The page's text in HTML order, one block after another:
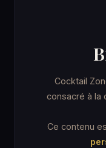
Cocktail
consacré à la
Ce contenu
Corn n
11 min